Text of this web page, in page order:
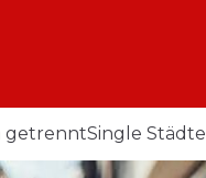
getrenntSingle Städte